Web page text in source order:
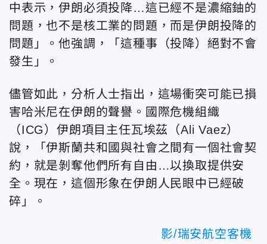
中表示，伊朗必須投降…這已經不是濃縮鈾的
問題，也不是核工業的問題，而是伊朗投降的
問題」。他強調，「這種事（投降）絕對不會
發生」。
儘管如此，分析人士指出 ，這場衝突可能已損
害哈米尼在伊朗的聲譽。國際危機組織
（ICG）伊朗項目主任瓦埃茲（Ali Vaez）
說，「伊斯蘭共和國與社會之間有一個社會契
約，就是剝奪他們所有自由…以換取提供安
全。現在，這個形象在伊朗人民眼中已經破
碎」。
影/瑞安航空客機